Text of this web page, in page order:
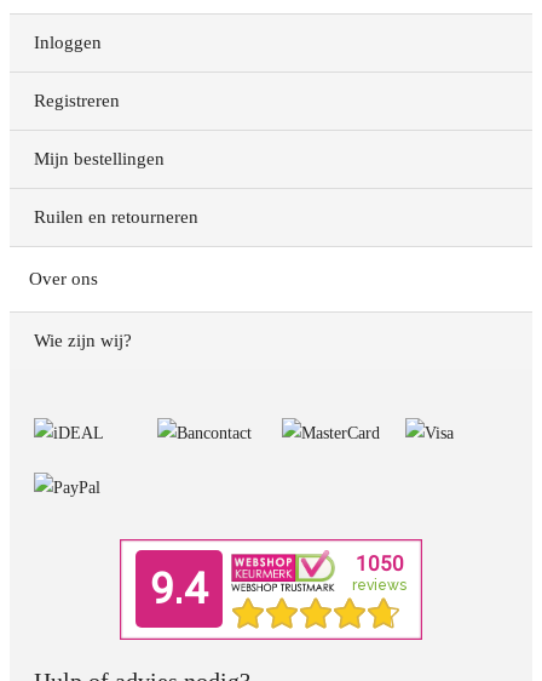
Inloggen
Registreren
Mijn bestellingen
Ruilen en retourneren
Over ons
Wie zijn wij?